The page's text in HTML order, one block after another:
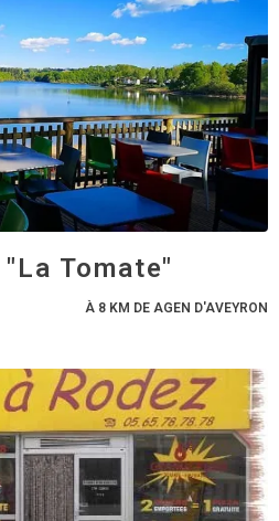
Tomate"
À 8 KM DE AGEN D'AVEYRON